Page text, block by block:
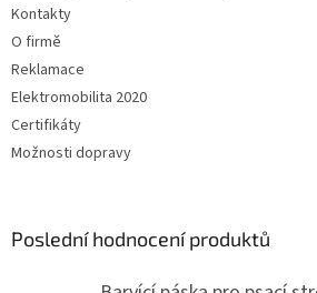
Kontakty
O firmě
Reklamace
Elektromobilita 2020
Certifikáty
Možnosti dopravy
Poslední hodnocení produktů